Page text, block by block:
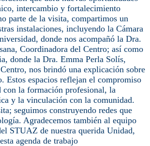
intercambio y fortalecimiento
parte de la visita, compartimos un
instalaciones, incluyendo la Cámara
donde nos acompañó la Dra.
Coordinadora del Centro; así como
donde la Dra. Emma Perla Solís,
nos brindó una explicación sobre
Estos espacios reflejan el compromiso
con la formación profesional, la
y la vinculación con la comunidad.
seguimos construyendo redes que
Agradecemos también al equipo
STUAZ de nuestra querida Unidad,
agenda de trabajo